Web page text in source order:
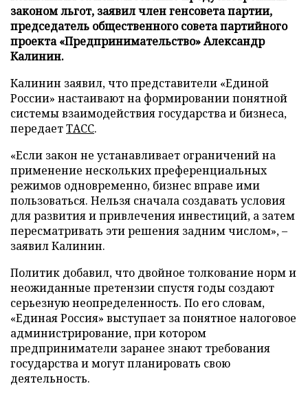
законом льгот, заявил член генсовета партии,
председатель общественного совета партийного
проекта «Предпринимательство» Александр
Калинин.
Калинин заявил, что представители «Единой
России» настаивают на формировании понятной
системы взаимодействия государства и бизнеса,
передаетТАСС.
«Если закон не устанавливает ограничений на
применение нескольких преференциальных
режимов одновременно, бизнес вправе ими
пользоваться. Нельзя сначала создавать условия
для развития и привлечения инвестиций, а затем
пересматривать эти решения задним числом», –
заявил Калинин.
Политик добавил, что двойное толкование норм и
неожиданные претензии спустя годы создают
серьезную неопределенность. По его словам,
«Единая Россия» выступает за понятное налоговое
администрирование, при котором
предприниматели заранее знают требования
государства и могут планировать свою
деятельность.